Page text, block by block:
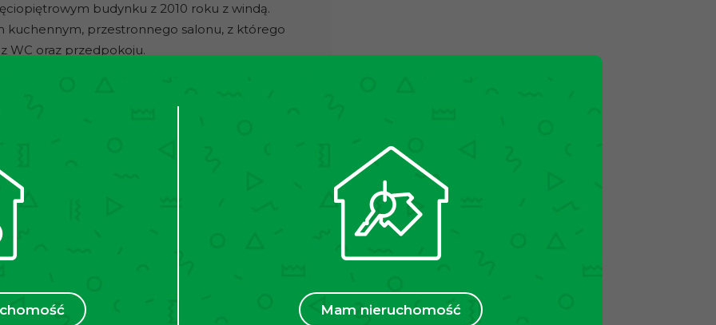
Mam nieruchomość
budynku z 2010 roku z windą.
kuchennym, przestronnego salonu, z którego
WC oraz przedpokoju.
w garażu podziemnym w kwocie 50 000 zł.
elektryczna oraz lodówko-zamrażarka. W
w narożnik oraz meblościanka. W
miejskiej.
terenie w pięciopiętrowym budynku z